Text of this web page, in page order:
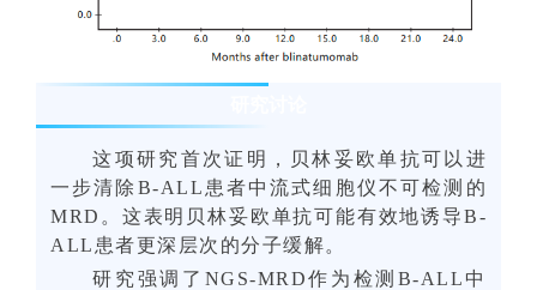
这项研究首次证明， 贝林妥欧单抗可以进
一步清除B-ALL患者中流式细胞仪不可检测的
MRD 。这表明贝林妥欧单抗可能有效地诱导B-
ALL患者更深层次的分子缓解。
研究强调了NGS-MRD作为检测B-ALL中